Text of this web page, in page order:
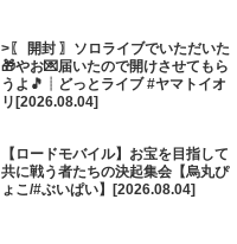
>〖 開封 〗ソロライブでいただいた
🎁やお💌届いたので開けさせてもら
うよ🎵┊どっとライブ #ヤマトイオ
リ[2026.08.04]
【ロードモバイル】お宝を目指して
共に戦う者たちの決起集会【烏丸ぴ
ょこ/#ぶいぱい】[2026.08.04]